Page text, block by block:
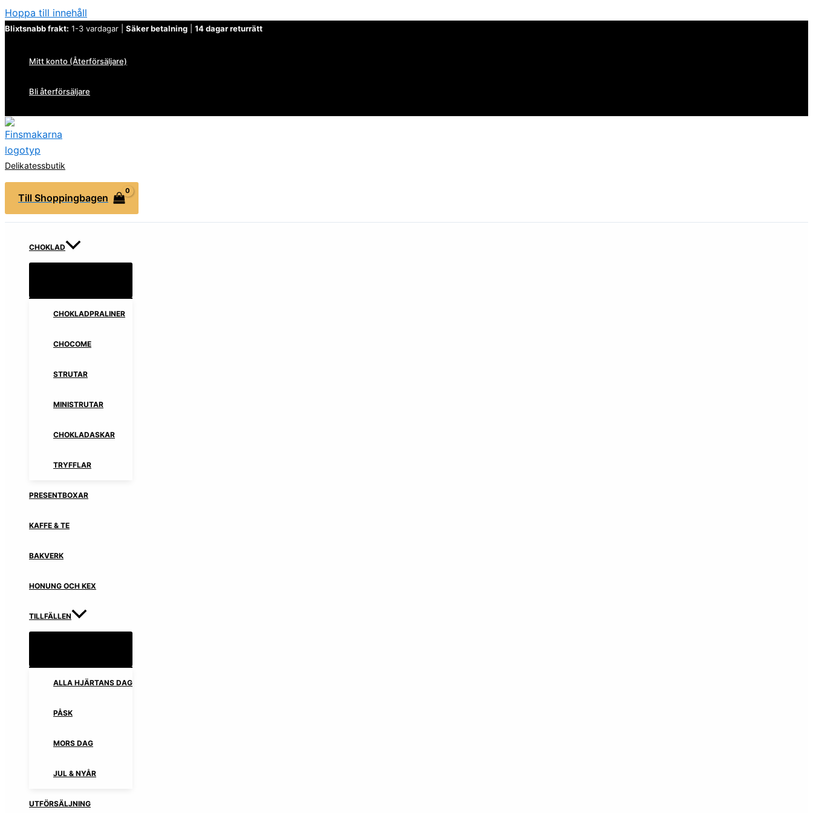
Hoppa till innehåll
Blixtsnabb frakt: 1-3 vardagar | Säker betalning 14 dagar returrätt
Mitt konto (Återförsäljare)
Bli återförsäljare
Delikatessbutik
Till Shoppingbagen
CHOKLAD
CHOKLADPRALINER
CHOCOME
STRUTAR
MINISTRUTAR
CHOKLADASKAR
TRYFFLAR
PRESENTBOXAR
KAFFE & TE
BAKVERK
HONUNG OCH KEX
TILLFÄLLEN
ALLA HJÄRTANS DAG
PÅSK
MORS DAG
JUL & NYÅR
UTFÖRSÄLJNING